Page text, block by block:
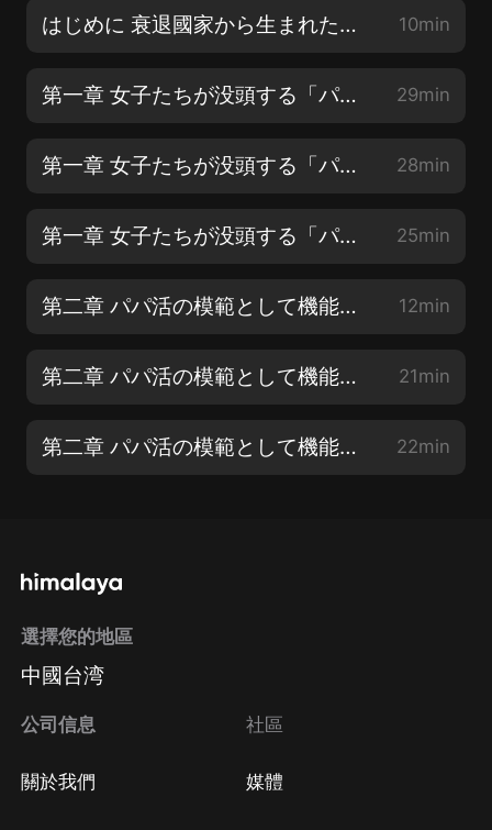
はじめに 衰退國家から生まれた「パパ活」現象 10min
第一章 女子たちが没頭する「パパ活」とはなにか?【1】 29min
第一章 女子たちが没頭する「パパ活」とはなにか?【2】 28min
第一章 女子たちが没頭する「パパ活」とはなにか?【3】 25min
第二章 パパ活の模範として機能する「交際クラブ」【1】 12min
第二章 パパ活の模範として機能する「交際クラブ」【2】 21min
第二章 パパ活の模範として機能する「交際クラブ」【3】 22min
選擇您的地區
中國台湾
公司信息
關於我們
社區
媒體